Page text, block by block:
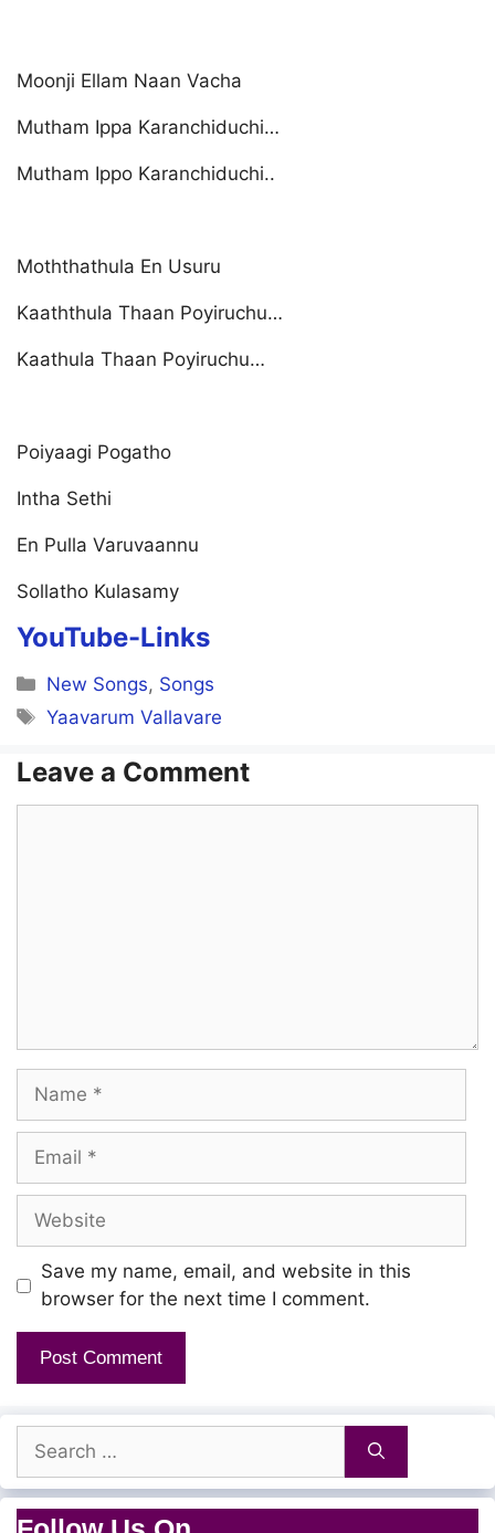
Moonji Ellam Naan Vacha
Mutham Ippa Karanchiduchi…
Mutham Ippo Karanchiduchi..
Moththathula En Usuru
Kaaththula Thaan Poyiruchu…
Kaathula Thaan Poyiruchu…
Poiyaagi Pogatho
Intha Sethi
En Pulla Varuvaannu
Sollatho Kulasamy
YouTube-Links
Categories
New Songs, Songs
Tags
Yaavarum Vallavare
Leave a Comment
Name
Email
Website
Save my name, email, and website in this
browser for the next time I comment.
Search
for: